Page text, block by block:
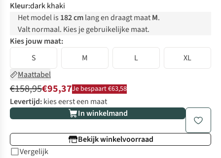
Kleur:dark khaki
Het model is 182 cmlang en draagt maatM.
Valt normaal. Kies je gebruikelijke maat.
Kies jouw maat:
S
M L
XL
Maattabel
€158,95€95,37Je bespaart €63,58
Levertijd:kies eerst een maat
In winkelmand
Bekijk winkelvoorraad
Vergelijk